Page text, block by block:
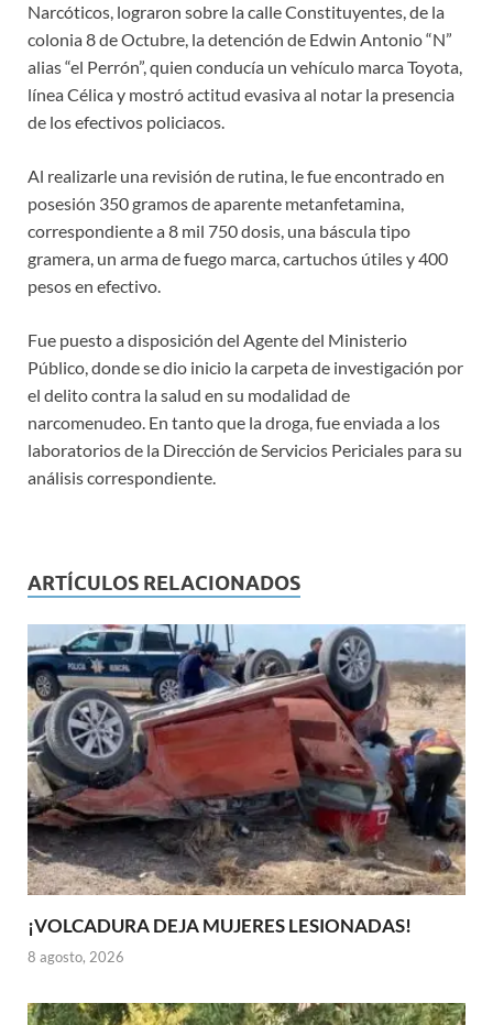
Narcóticos, lograron sobre la calle Constituyentes, de la
colonia 8 de Octubre, la detención de Edwin Antonio “N”
alias “el Perrón”, quien conducía un vehículo marca Toyota,
línea Célica y mostró actitud evasiva al notar la presencia
de los efectivos policiacos.
Al realizarle una revisión de rutina, le fue encontrado en
posesión 350 gramos de aparente metanfetamina,
correspondiente a 8 mil 750 dosis, una báscula tipo
gramera, un arma de fuego marca, cartuchos útiles y 400
pesos en efectivo.
Fue puesto a disposición del Agente del Ministerio
Público, donde se dio inicio la carpeta de investigación por
el delito contra la salud en su modalidad de
narcomenudeo. En tanto que la droga, fue enviada a los
laboratorios de la Dirección de Servicios Periciales para su
análisis correspondiente.
ARTÍCULOS RELACIONADOS
¡VOLCADURA DEJA MUJERES LESIONADAS!
8 agosto, 2026